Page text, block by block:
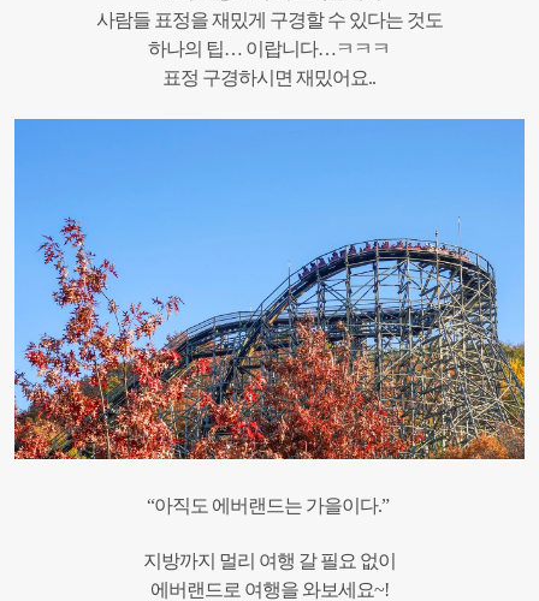
사람들 표정을 재밌게 구경할 수 있다는 것도
하나의 팁… 이랍니다…ㅋㅋㅋ
표정 구경하시면 재밌어요..
“아직도 에버랜드는 가을이다.”
지방까지 멀리 여행 갈 필요 없이
에버랜드로 여행을 와보세요~!